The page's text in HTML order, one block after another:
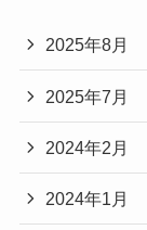
2025年8月
2025年7月
2024年2月
2024年1月